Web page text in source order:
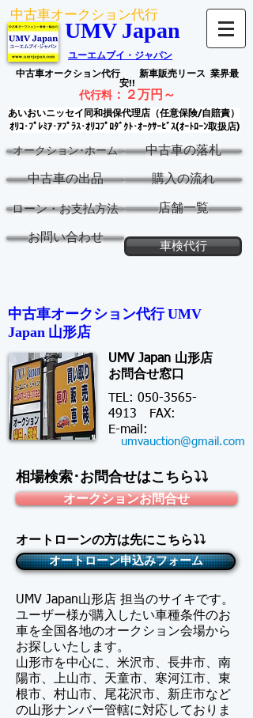
中古車オークション代行
UMV Japan
ユーエムブイ・ジャパン
中古車オークション代行 新車販売リース 業界最
安!!
代行料： ２万円～
あいおいニッセイ同和損保代理店（任意保険/自賠責）
ｵﾘｺ･ﾌﾟﾚﾐｱ･ｱﾌﾟﾗｽ･ｵﾘｺﾌﾟﾛﾀﾞｸﾄ･ｵｰｸｻｰﾋﾞｽ(ｵｰﾄﾛｰﾝ取扱店)
オークション･ホーム 中古車の落札
中古車の出品 購入の流れ
ローン・お支払方法 店舗一覧
お問い合わせ
車検代行
中古車オークション代行 ​UMV
Japan 山形店
UMV Japan 山形店
お問合せ窓口
TEL: 050-3565-
4913 FAX:
​E-mail:
umvauction@gmail.com
相場検索･お問合せはこちら⤵⤵
オークションお問合せ
オートローンの方は先にこちら⤵⤵
オートローン申込みフォーム
UMV Japan山形店 担当のサイキです。
​ユーザー様が購入したい車種条件のお
車を全国各地のオークション会場から
お探しいたします。
山形市を中心に、米沢市、長井市、南
陽市、上山市、天童市、寒河江市、東
根市、村山市、尾花沢市、新庄市など
の山形ナンバー管轄に対応しておりま